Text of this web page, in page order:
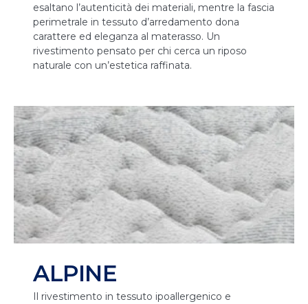
esaltano l’autenticità dei materiali, mentre la fascia
perimetrale in tessuto d’arredamento dona
carattere ed eleganza al materasso. Un
rivestimento pensato per chi cerca un riposo
naturale con un’estetica raffinata.
ALPINE
Il rivestimento in tessuto ipoallergenico e